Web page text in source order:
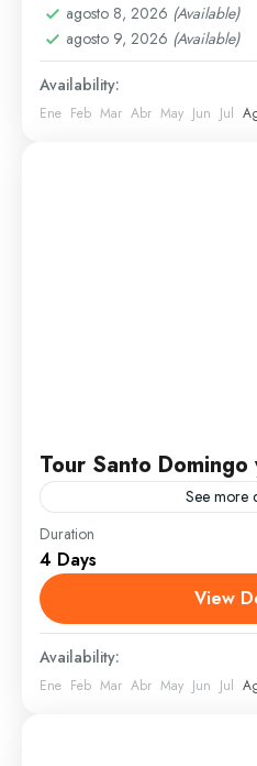
agosto 8, 2026 (Available)
agosto 9, 2026 (Available)
Availability:
Ene Feb Mar Abr May Jun Jul
Tour Santo Domingo
See more
Santo Domingo es la
importante del Caribe
ciudad del Nuevo Mundo,
cargados de historia...
Santo Domingo
1 Person
Duration
4 Days
View
Availability:
Ene Feb Mar Abr May Jun Jul